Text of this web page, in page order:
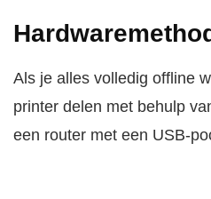
Als je alles volledig offline
printer delen met behulp
een router met een USB-